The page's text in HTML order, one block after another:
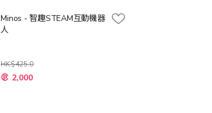
Minos - 智趣STEAM互動機器
人
HK$425.0
特
殊 2,000